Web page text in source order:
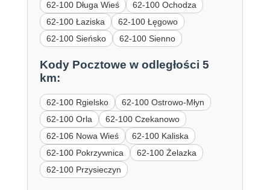
62-100 Długa Wieś
62-100 Ochodza
62-100 Łaziska
62-100 Łęgowo
62-100 Sieńsko
62-100 Sienno
Kody Pocztowe w odległości 5
km:
62-100 Rgielsko
62-100 Ostrowo-Młyn
62-100 Orla
62-100 Czekanowo
62-106 Nowa Wieś
62-100 Kaliska
62-100 Pokrzywnica
62-100 Żelazka
62-100 Przysieczyn